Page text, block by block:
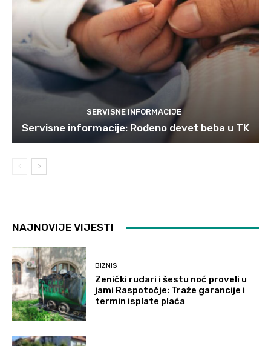
SERVISNE INFORMACIJE
Servisne informacije: Rođeno devet beba u TK
NAJNOVIJE VIJESTI
BIZNIS
Zenički rudari i šestu noć proveli u
jami Raspotočje: Traže garancije i
termin isplate plaća